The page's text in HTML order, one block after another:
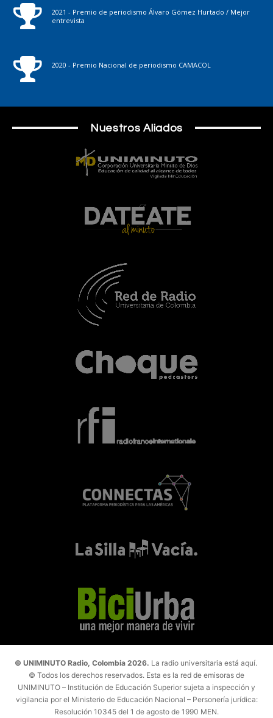
2021 - Premio de periodismo Álvaro Gómez Hurtado / Mejor
entrevista
2020 - Premio Nacional de periodismo CAMACOL
Nuestros Aliados
© UNIMINUTO Radio, Colombia 2026. La radio universitaria está aquí.
© Todos los derechos reservados. Esta es la red de emisoras de
UNIMINUTO – Institución de Educación Superior sujeta a inspección y
vigilancia por el Ministerio de Educación Nacional – Personería jurídica:
Resolución 10345 del 1 de agosto de 1990 MEN.